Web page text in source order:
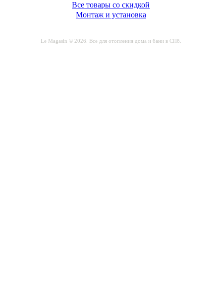
Все товары со скидкой
Монтаж и установка
Le Magasin © 2026. Все для отопления дома и бани в СПб.